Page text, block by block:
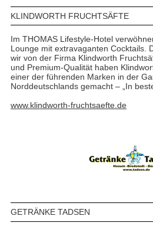
KLINDWORTH FRUCHTSÄFTE
Im THOMAS Lifestyle-Hotel
Lounge mit extravaganten Cocktails.
wir von der Firma Klindworth
und Premium-Qualität haben
einer der führenden Marken in der
Norddeutschlands gemacht – „In
www.klindworth-fruchtsaefte.de
GETRÄNKE TADSEN